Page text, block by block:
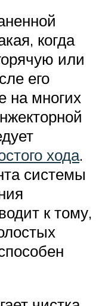
когда
или
его
на многих
хода.
системы
к тому,